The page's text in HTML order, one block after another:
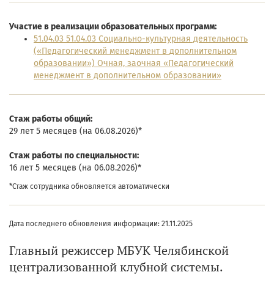
Участие в реализации образовательных программ:
51.04.03 51.04.03 Социально-культурная деятельность
(«Педагогический менеджмент в дополнительном
образовании») Очная, заочная «Педагогический
менеджмент в дополнительном образовании»
Cтаж работы общий:
29 лет 5 месяцев (на 06.08.2026)*
Cтаж работы по специальности:
16 лет 5 месяцев (на 06.08.2026)*
*Стаж сотрудника обновляется автоматически
Дата последнего обновления информации: 21.11.2025
Главный режиссер МБУК Челябинской
централизованной клубной системы.